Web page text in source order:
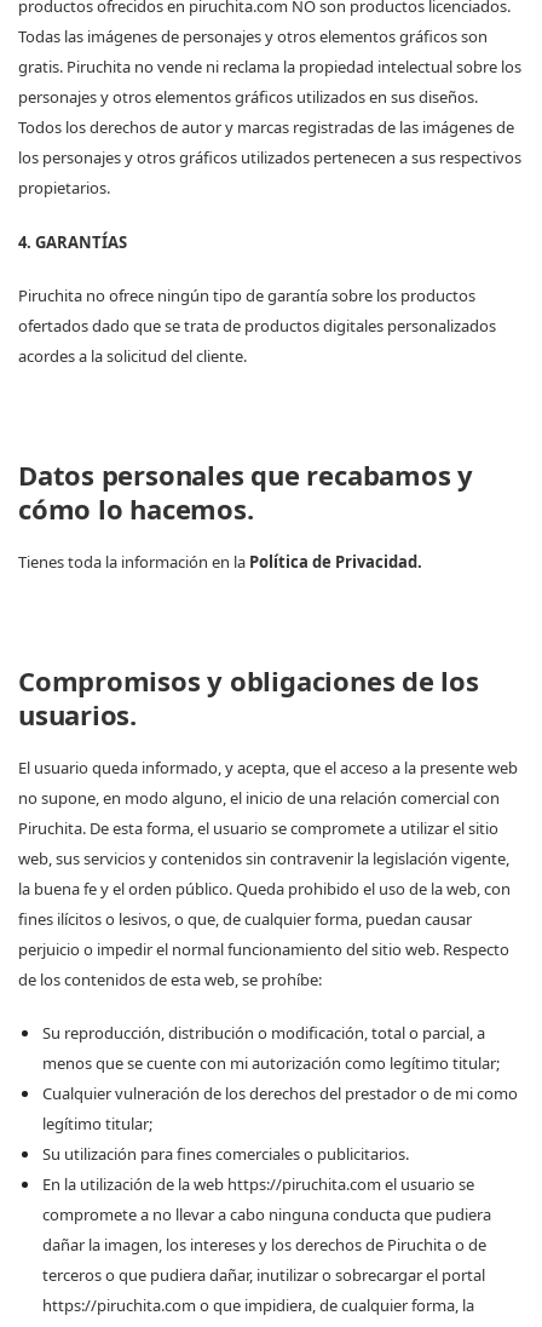
productos ofrecidos en piruchita.com NO son productos licenciados.
Todas las imágenes de personajes y otros elementos gráficos son
gratis. Piruchita no vende ni reclama la propiedad intelectual sobre los
personajes y otros elementos gráficos utilizados en sus diseños.
Todos los derechos de autor y marcas registradas de las imágenes de
los personajes y otros gráficos utilizados pertenecen a sus respectivos
propietarios.
4. GARANTÍAS
Piruchita no ofrece ningún tipo de garantía sobre los productos
ofertados dado que se trata de productos digitales personalizados
acordes a la solicitud del cliente.
Datos personales que recabamos y
cómo lo hacemos.
Tienes toda la información en la Política de Privacidad.
Compromisos y obligaciones de los
usuarios.
El usuario queda informado, y acepta, que el acceso a la presente web
no supone, en modo alguno, el inicio de una relación comercial con
Piruchita. De esta forma, el usuario se compromete a utilizar el sitio
web, sus servicios y contenidos sin contravenir la legislación vigente,
la buena fe y el orden público. Queda prohibido el uso de la web, con
fines ilícitos o lesivos, o que, de cualquier forma, puedan causar
perjuicio o impedir el normal funcionamiento del sitio web. Respecto
de los contenidos de esta web, se prohíbe:
Su reproducción, distribución o modificación, total o parcial, a
menos que se cuente con mi autorización como legítimo titular;
Cualquier vulneración de los derechos del prestador o de mi como
legítimo titular;
Su utilización para fines comerciales o publicitarios.
En la utilización de la web https://piruchita.com el usuario se
compromete a no llevar a cabo ninguna conducta que pudiera
dañar la imagen, los intereses y los derechos de Piruchita o de
terceros o que pudiera dañar, inutilizar o sobrecargar el portal
https://piruchita.com o que impidiera, de cualquier forma, la